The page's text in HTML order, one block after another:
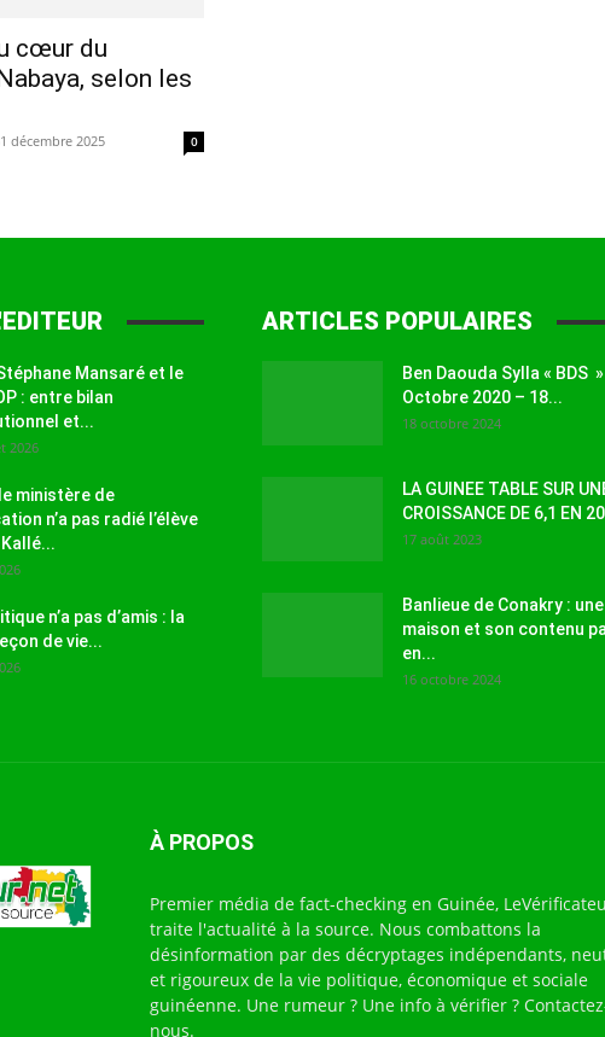
cœur du
selon les
décembre 2025 0
Mansaré et le
: entre bilan
et...
2026
ministère de
n’a pas radié l’élève
n’a pas d’amis : la
de vie...
ARTICLES POPULAIRES
Ben Daouda Sylla « BDS
Octobre 2020 – 18...
18 octobre 2024
LA GUINEE TABLE SUR
CROISSANCE DE 6,1 EN
17 août 2023
Banlieue de Conakry : une
maison et son contenu
en...
16 octobre 2024
À PROPOS
Premier média de fact-checking en Guinée,
traite l'actualité à la source. Nous combattons la
désinformation par des décryptages indépendants,
et rigoureux de la vie politique, économique et sociale
guinéenne. Une rumeur ? Une info à vérifier ?
nous.